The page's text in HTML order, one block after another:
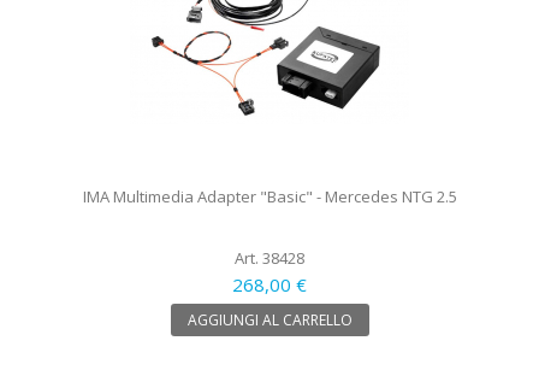
IMA Multimedia Adapter "Basic" - Mercedes NTG 2.5
Art. 38428
268,00 €
AGGIUNGI AL CARRELLO